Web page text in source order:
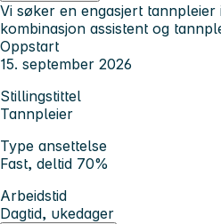
Vi søker en engasjert
kombinasjon assistent og
Oppstart
15. september 2026
Stillingstittel
Tannpleier
Type ansettelse
Fast, deltid 70%
Arbeidstid
Dagtid, ukedager